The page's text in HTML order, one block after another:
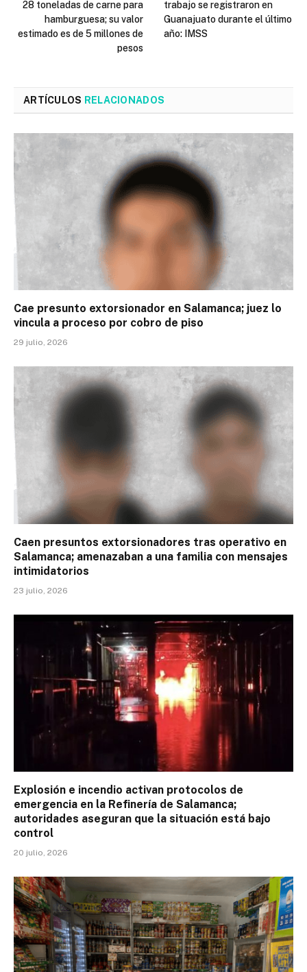
28 toneladas de carne para
hamburguesa; su valor
estimado es de 5 millones de
pesos
trabajo se registraron en
Guanajuato durante el último
año: IMSS
ARTÍCULOS RELACIONADOS
Cae presunto extorsionador en Salamanca; juez lo
vincula a proceso por cobro de piso
29 julio, 2026
Caen presuntos extorsionadores tras operativo en
Salamanca; amenazaban a una familia con mensajes
intimidatorios
23 julio, 2026
Explosión e incendio activan protocolos de
emergencia en la Refinería de Salamanca;
autoridades aseguran que la situación está bajo
control
20 julio, 2026